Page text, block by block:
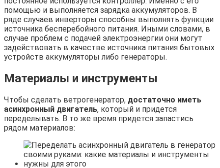
помощью и выполняется зарядка аккумуляторов. В
ряде случаев инверторы способны выполнять функции
источника бесперебойного питания. Иными словами, в
случае проблем с подачей электроэнергии они могут
задействовать в качестве источника питания бытовых
устройств аккумуляторы либо генераторы.
Материалы и инструменты
Чтобы сделать ветрогенератор, достаточно иметь
асинхронный двигатель, который и придется
переделывать. В то же время придется запастись
рядом материалов: